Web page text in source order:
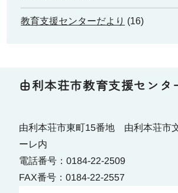
教育支援センターだより (16)
由利本荘市教育支援センタ
由利本荘市東町15番地 由利本荘市
ーレ内
電話番号：0184-22-2509
FAX番号：0184-22-2557